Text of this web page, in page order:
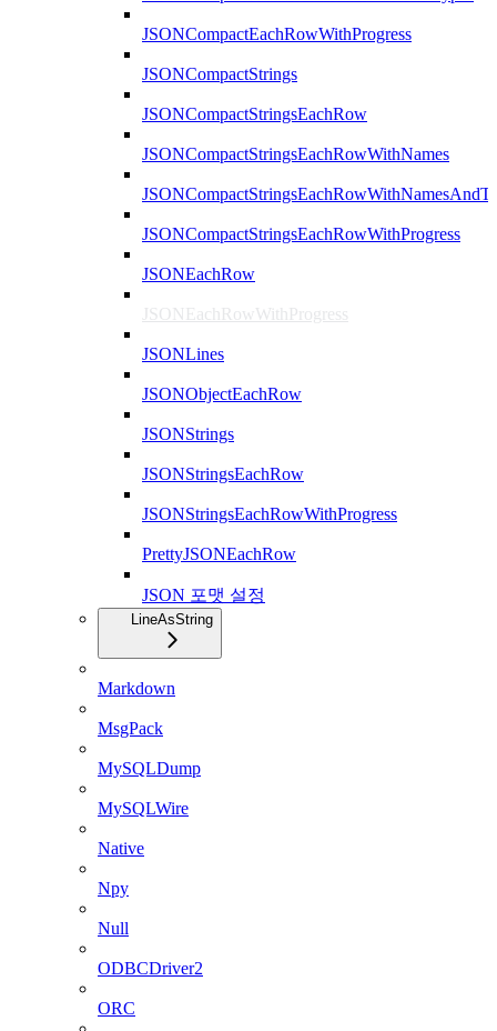
JSONCompactEachRowWithProgress
JSONCompactStrings
JSONCompactStringsEachRow
JSONCompactStringsEachRowWithNames
JSONCompactStringsEachRowWithProgress
JSONEachRow
JSONEachRowWithProgress
JSONLines
JSONObjectEachRow
JSONStrings
JSONStringsEachRow
JSONStringsEachRowWithProgress
PrettyJSONEachRow
JSON 포맷 설정
LineAsString
Markdown
MsgPack
MySQLDump
MySQLWire
Native
Npy
Null
ODBCDriver2
ORC